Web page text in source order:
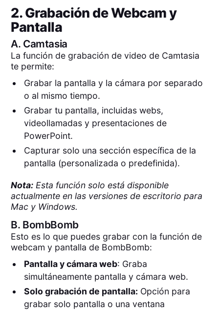
2. Grabación de Webcam y
Pantalla
A. Camtasia
La función de grabación de video de Camtasia
te permite:
Grabar la pantalla y la cámara por separado
o al mismo tiempo.
Grabar tu pantalla, incluidas webs,
videollamadas y presentaciones de
PowerPoint.
Capturar solo una sección específica de la
pantalla (personalizada o predefinida).
Nota: Esta función solo está disponible
actualmente en las versiones de escritorio para
Mac y Windows.
B. BombBomb
Esto es lo que puedes grabar con la función de
webcam y pantalla de BombBomb:
Pantalla y cámara web: Graba
simultáneamente pantalla y cámara web.
Solo grabación de pantalla: Opción para
grabar solo pantalla o una ventana